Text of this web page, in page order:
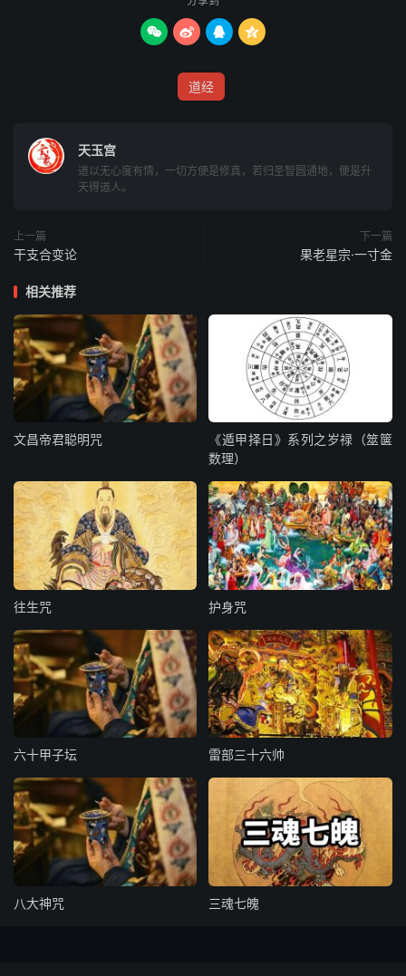
花露初开切忌触，锁居上釜勿抽添。
玉炉中，文火烁，十二时中惟守一。
气若行，真火炼，莫使玄珠离宝殿。
五行数内一阳生，二十四气排珠宴。
火足数，药方成，便有龙吟虎啸声。
日精才现月华凝，二八相交在壬丙。
达此理，道方成，三万神龙护水晶。
守时定日明符刻，专心惟在意虔诚。
黑铅过，采清真，一阵交锋定太平。
三车搬运珍珠宝，送归宝藏自通灵。
天神佑，地祇迎，混合乾坤日月精。
虎啸一声龙出窟，鸾飞凤舞出金城。
铅池迸出金光现，汞火流珠入帝京。
龙虎媾，外持盈，走圣飞灵在宝瓶。
一时辰内金丹就，上朝金阙紫云生。
仙桃熟。摘取饵，万化来朝天地喜。
斋戒等候一阳生，便进周天参同理。
养胎十月神丹结，男子怀胎岂等闲。
内丹成，外丹就，内外相接和谐偶。
结成一块紫金丸，变化飞腾天地久。
丹入腹，非寻常，阴阳剥尽化纯阳。
飞升羽化三清客，各遂功成达上苍。
似此逍遥多快乐，遨游三界最清奇。
太虚之上修真士，朗朗圆成一物无。
一物无，唯显道，五方透出真人貌。
仙童仙女彩云迎，五明宫内传真诰。
传真诰，话幽情，只是真铅炼汞精。
声闻缘觉冰消散，外道修罗缩项惊。
   
道经
天玉宫
道以无心度有情，一切方便是修真，若归圣智圆通地，便是升
天得道人。
上一篇
干支合变论
下一篇
果老星宗·一寸金
相关推荐
文昌帝君聪明咒
《遁甲择日》系列之岁禄（筮箧
数理）
往生咒 护身咒
六十甲子坛 雷部三十六帅
八大神咒 三魂七魄